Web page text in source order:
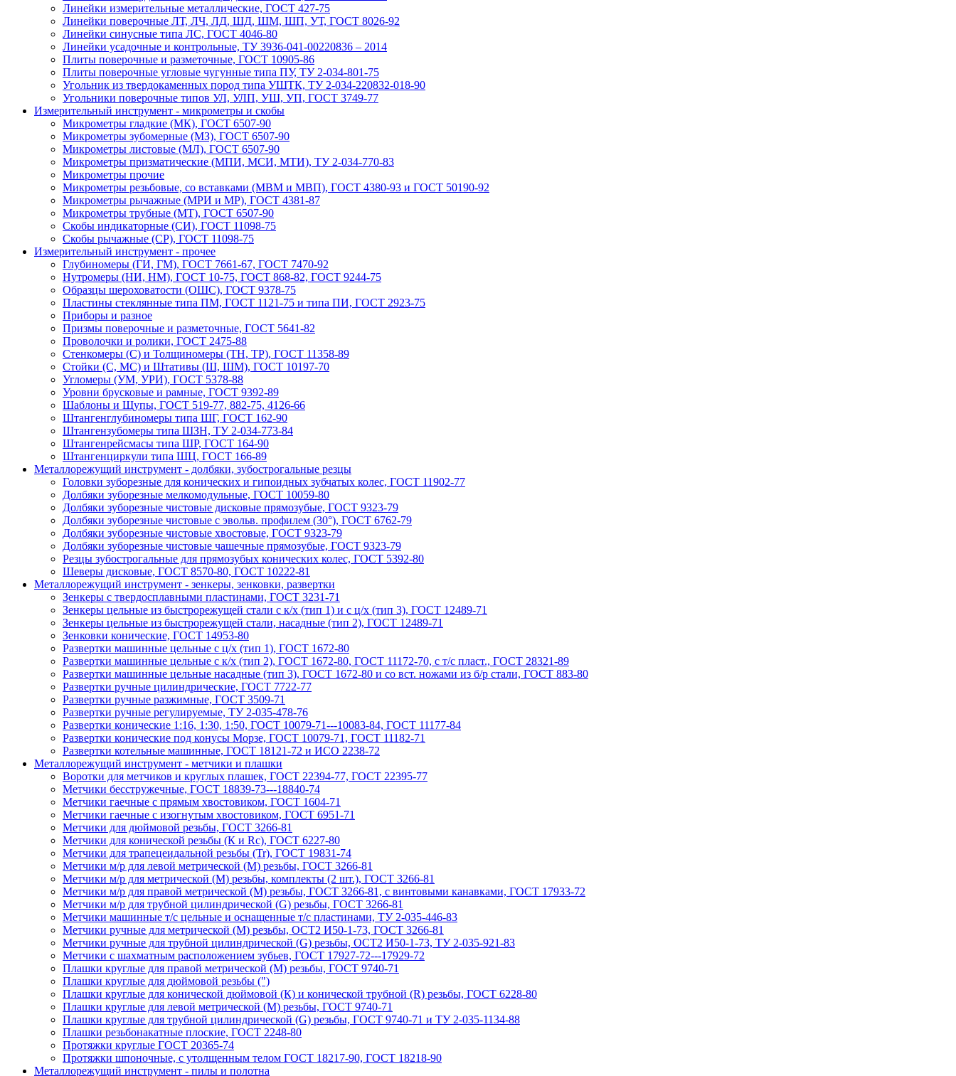
Линейки измерительные металлические, ГОСТ 427-75
Линейки поверочные ЛТ, ЛЧ, ЛД, ШД, ШМ, ШП, УТ, ГОСТ 8026-92
Линейки синусные типа ЛС, ГОСТ 4046-80
Линейки усадочные и контрольные, ТУ 3936-041-00220836 – 2014
Плиты поверочные и разметочные, ГОСТ 10905-86
Плиты поверочные угловые чугунные типа ПУ, ТУ 2-034-801-75
Угольник из твердокаменных пород типа УШТК, ТУ 2-034-220832-018-90
Угольники поверочные типов УЛ, УЛП, УШ, УП, ГОСТ 3749-77
Измерительный инструмент - микрометры и скобы
Микрометры гладкие (МК), ГОСТ 6507-90
Микрометры зубомерные (МЗ), ГОСТ 6507-90
Микрометры листовые (МЛ), ГОСТ 6507-90
Микрометры призматические (МПИ, МСИ, МТИ), ТУ 2-034-770-83
Микрометры прочие
Микрометры резьбовые, со вставками (МВМ и МВП), ГОСТ 4380-93 и ГОСТ 50190-92
Микрометры рычажные (МРИ и МР), ГОСТ 4381-87
Микрометры трубные (МТ), ГОСТ 6507-90
Скобы индикаторные (СИ), ГОСТ 11098-75
Скобы рычажные (СР), ГОСТ 11098-75
Измерительный инструмент - прочее
Глубиномеры (ГИ, ГМ), ГОСТ 7661-67, ГОСТ 7470-92
Нутромеры (НИ, НМ), ГОСТ 10-75, ГОСТ 868-82, ГОСТ 9244-75
Образцы шероховатости (ОШС), ГОСТ 9378-75
Пластины стеклянные типа ПМ, ГОСТ 1121-75 и типа ПИ, ГОСТ 2923-75
Приборы и разное
Призмы поверочные и разметочные, ГОСТ 5641-82
Проволочки и ролики, ГОСТ 2475-88
Стенкомеры (С) и Толщиномеры (ТН, ТР), ГОСТ 11358-89
Стойки (С, МС) и Штативы (Ш, ШМ), ГОСТ 10197-70
Угломеры (УМ, УРИ), ГОСТ 5378-88
Уровни брусковые и рамные, ГОСТ 9392-89
Шаблоны и Щупы, ГОСТ 519-77, 882-75, 4126-66
Штангенглубиномеры типа ШГ, ГОСТ 162-90
Штангензубомеры типа ШЗН, ТУ 2-034-773-84
Штангенрейсмасы типа ШР, ГОСТ 164-90
Штангенциркули типа ШЦ, ГОСТ 166-89
Металлорежущий инструмент - долбяки, зубострогальные резцы
Головки зуборезные для конических и гипоидных зубчатых колес, ГОСТ 11902-77
Долбяки зуборезные мелкомодульные, ГОСТ 10059-80
Долбяки зуборезные чистовые дисковые прямозубые, ГОСТ 9323-79
Долбяки зуборезные чистовые с эвольв. профилем (30°), ГОСТ 6762-79
Долбяки зуборезные чистовые хвостовые, ГОСТ 9323-79
Долбяки зуборезные чистовые чашечные прямозубые, ГОСТ 9323-79
Резцы зубострогальные для прямозубых конических колес, ГОСТ 5392-80
Шеверы дисковые, ГОСТ 8570-80, ГОСТ 10222-81
Металлорежущий инструмент - зенкеры, зенковки, развертки
Зeнкeры с твердосплавными пластинами, ГОСТ 3231-71
Зeнкeры цельные из быстрорежущей стали с к/х (тип 1) и с ц/х (тип 3), ГОСТ 12489-71
Зeнкeры цельные из быстрорежущей стали, насадные (тип 2), ГОСТ 12489-71
Зенковки конические, ГОСТ 14953-80
Рaзвeртки мaшинныe цельные с ц/х (тип 1), ГОСТ 1672-80
Рaзвeртки мaшинные цельные с к/х (тип 2), ГОСТ 1672-80, ГОСТ 11172-70, с т/с пласт., ГОСТ 28321-89
Рaзвeртки машинные цельные насадные (тип 3), ГОСТ 1672-80 и со вст. ножами из б/р стали, ГОСТ 883-80
Рaзвертки ручныe цилиндрические, ГОСТ 7722-77
Рaзвертки ручные разжимные, ГОСТ 3509-71
Рaзвертки ручные регулируемые, ТУ 2-035-478-76
Развертки конические 1:16, 1:30, 1:50, ГОСТ 10079-71---10083-84, ГОСТ 11177-84
Развертки конические под конусы Морзе, ГОСТ 10079-71, ГОСТ 11182-71
Развертки котельные машинные, ГОСТ 18121-72 и ИСО 2238-72
Металлорежущий инструмент - метчики и плашки
Воротки для метчиков и круглых плашек, ГОСТ 22394-77, ГОСТ 22395-77
Метчики бесстружечные, ГОСТ 18839-73---18840-74
Метчики гaечные с прямым хвостовиком, ГОСТ 1604-71
Метчики гаечные с изогнутым хвостовиком, ГОСТ 6951-71
Метчики для дюймовой резьбы, ГОСТ 3266-81
Метчики для конической резьбы (К и Rc), ГОСТ 6227-80
Метчики для трапецеидальной резьбы (Tr), ГОСТ 19831-74
Метчики м/р для левой метрической (М) резьбы, ГОСТ 3266-81
Метчики м/р для метрической (М) резьбы, комплекты (2 шт.), ГОСТ 3266-81
Метчики м/р для правой метрической (М) резьбы, ГОСТ 3266-81, с винтовыми канавками, ГОСТ 17933-72
Метчики м/р для трубной цилиндрической (G) резьбы, ГОСТ 3266-81
Метчики машинные т/с цельные и оснащенные т/с пластинами, ТУ 2-035-446-83
Метчики ручные для метрической (М) резьбы, ОСТ2 И50-1-73, ГОСТ 3266-81
Метчики ручные для трубной цилиндрической (G) резьбы, ОСТ2 И50-1-73, ТУ 2-035-921-83
Метчики с шахматным расположением зубьев, ГОСТ 17927-72---17929-72
Плaшки круглые для правой метрической (М) резьбы, ГОСТ 9740-71
Плашки круглые для дюймовой резьбы (")
Плашки круглые для конической дюймовой (К) и конической трубной (R) резьбы, ГОСТ 6228-80
Плашки круглые для левой метрической (М) резьбы, ГОСТ 9740-71
Плашки круглые для трубной цилиндрической (G) резьбы, ГОСТ 9740-71 и ТУ 2-035-1134-88
Плашки резьбонакатные плоские, ГОСТ 2248-80
Протяжки круглые ГОСТ 20365-74
Протяжки шпоночные, с утолщенным телом ГОСТ 18217-90, ГОСТ 18218-90
Металлорежущий инструмент - пилы и полотна